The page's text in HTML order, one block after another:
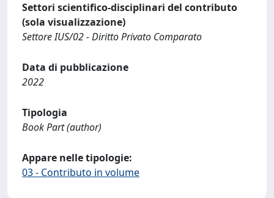
Settori scientifico-disciplinari del contributo
(sola visualizzazione)
Settore IUS/02 - Diritto Privato Comparato
Data di pubblicazione
2022
Tipologia
Book Part (author)
Appare nelle tipologie:
03 - Contributo in volume